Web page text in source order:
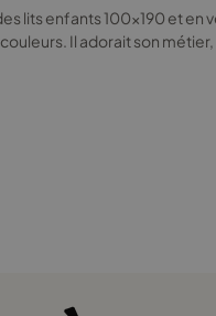
lits enfants 100x190 et en
Il adorait son